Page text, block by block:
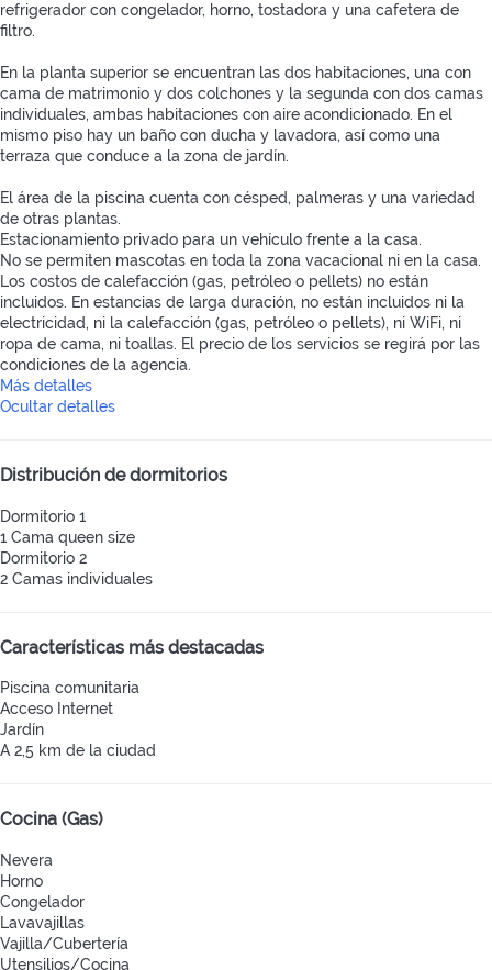
refrigerador con congelador, horno, tostadora y una cafetera de
filtro.
En la planta superior se encuentran las dos habitaciones, una con
cama de matrimonio y dos colchones y la segunda con dos camas
individuales, ambas habitaciones con aire acondicionado. En el
mismo piso hay un baño con ducha y lavadora, así como una
terraza que conduce a la zona de jardín.
El área de la piscina cuenta con césped, palmeras y una variedad
de otras plantas.
Estacionamiento privado para un vehículo frente a la casa.
No se permiten mascotas en toda la zona vacacional ni en la casa.
Los costos de calefacción (gas, petróleo o pellets) no están
incluidos. En estancias de larga duración, no están incluidos ni la
electricidad, ni la calefacción (gas, petróleo o pellets), ni WiFi, ni
ropa de cama, ni toallas. El precio de los servicios se regirá por las
condiciones de la agencia.
Más detalles
Ocultar detalles
Distribución de dormitorios
Dormitorio 1
1 Cama queen size
Dormitorio 2
2 Camas individuales
Características más destacadas
Piscina comunitaria
Acceso Internet
Jardín
A 2,5 km de la ciudad
Cocina (Gas)
Nevera
Horno
Congelador
Lavavajillas
Vajilla/Cubertería
Utensilios/Cocina